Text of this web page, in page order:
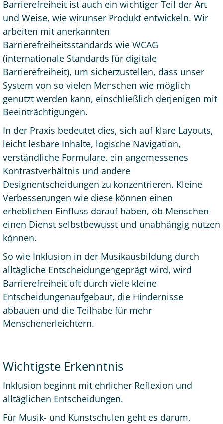
Barrierefreiheit ist auch ein wichtiger Teil der Art
und Weise, wie wirunser Produkt entwickeln. Wir
arbeiten mit anerkannten
Barrierefreiheitsstandards wie WCAG
(internationale Standards für digitale
Barrierefreiheit), um sicherzustellen, dass unser
System von so vielen Menschen wie möglich
genutzt werden kann, einschließlich derjenigen mit
Beeinträchtigungen.
In der Praxis bedeutet dies, sich auf klare Layouts,
leicht lesbare Inhalte, logische Navigation,
verständliche Formulare, ein angemessenes
Kontrastverhältnis und andere
Designentscheidungen zu konzentrieren. Kleine
Verbesserungen wie diese können einen
erheblichen Einfluss darauf haben, ob Menschen
einen Dienst selbstbewusst und unabhängig nutzen
können.
So wie Inklusion in der Musikausbildung durch
alltägliche Entscheidungengeprägt wird, wird
Barrierefreiheit oft durch viele kleine
Entscheidungenaufgebaut, die Hindernisse
abbauen und die Teilhabe für mehr
Menschenerleichtern.
Wichtigste Erkenntnis
Inklusion beginnt mit ehrlicher Reflexion und
alltäglichen Entscheidungen.
Für Musik- und Kunstschulen geht es darum,